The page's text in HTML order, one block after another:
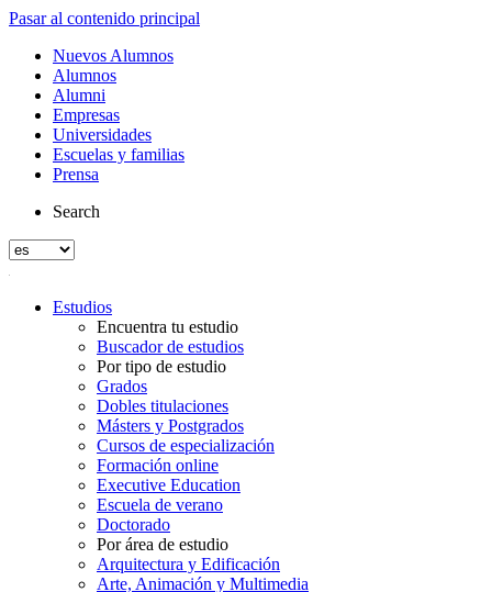
Pasar al contenido principal
Nuevos Alumnos
Alumnos
Alumni
Empresas
Universidades
Escuelas y familias
Prensa
Search
Estudios
Encuentra tu estudio
Buscador de estudios
Por tipo de estudio
Grados
Dobles titulaciones
Másters y Postgrados
Cursos de especialización
Formación online
Executive Education
Escuela de verano
Doctorado
Por área de estudio
Arquitectura y Edificación
Arte, Animación y Multimedia